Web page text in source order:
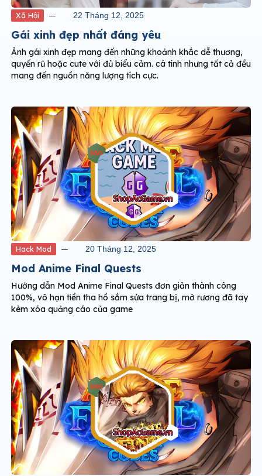
Xã Hội 22 Tháng 12, 2025
Gái xinh đẹp nhất đáng yêu
Ảnh gái xinh đẹp mang đến những khoảnh khắc dễ thương,
quyến rũ hoặc cute với đủ biểu cảm. cá tính nhưng tất cả đều
mang đến nguồn năng lượng tích cực.
Hack Mod 20 Tháng 12, 2025
Mod Anime Final Quests
Hướng dẫn Mod Anime Final Quests đơn giản thành công
100%, vô hạn tiền tha hồ sắm sửa trang bị, mở rương đã tay
kèm xóa quảng cáo của game